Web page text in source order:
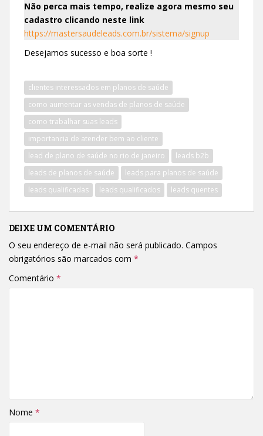
Não perca mais tempo, realize agora mesmo seu
cadastro clicando neste link
https://mastersaudeleads.com.br/sistema/signup
Desejamos sucesso e boa sorte !
clientes interessados em planos de saúde
como aumentar as vendas de planos de saúde
como trabalhar suas leads
importancia de atender bem ao cliente
lead de plano de saúde no rio de janeiro
leads b2b
leads de planos de saúde
leads para planos de saúde
leads qualificadas
leads qualificados leads quentes
DEIXE UM COMENTÁRIO
O seu endereço de e-mail não será publicado. Campos
obrigatórios são marcados com *
Comentário *
Nome *